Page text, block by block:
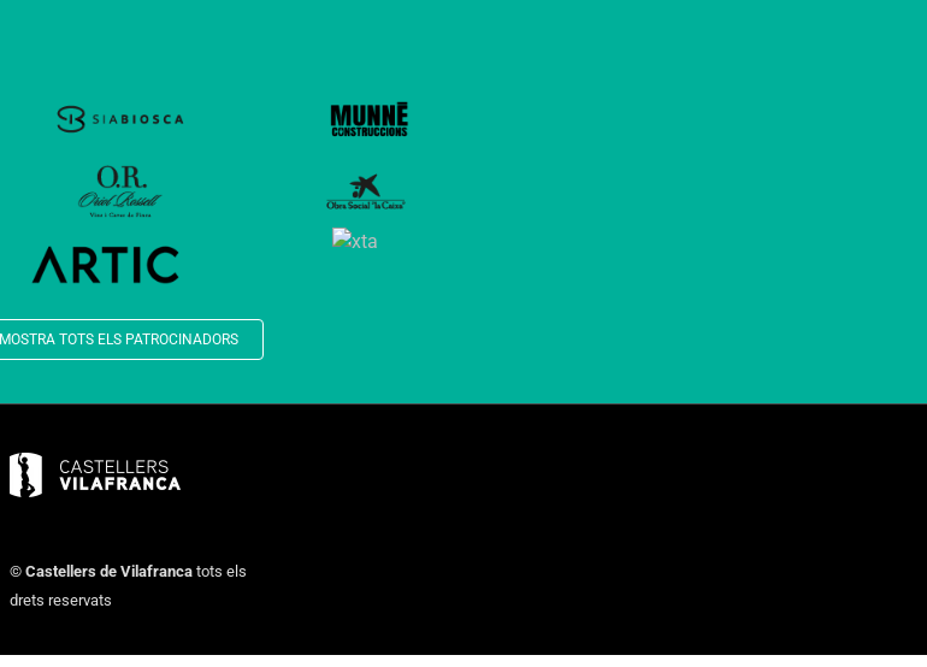
MOSTRA TOTS ELS PATROCINADORS
© Castellers de Vilafranca tots els
drets reservats